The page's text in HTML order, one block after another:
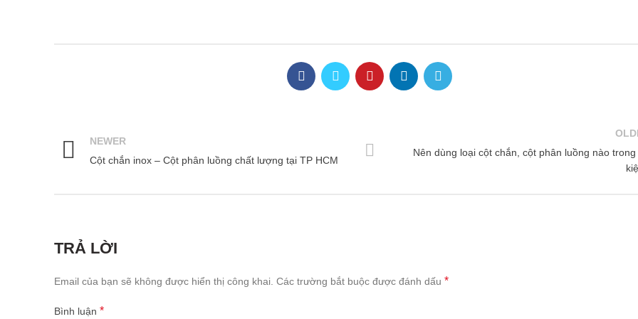
NEWER
Cột chắn inox – Cột phân luồng chất lượng tại TP HCM
Nên dùng loại cột chắn, cột phân luồng nào
TRẢ LỜI
Email của bạn sẽ không được hiển thị công khai. Các trường bắt buộc được đánh dấu *
Bình luận *